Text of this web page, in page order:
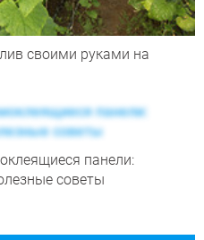
своими руками на
панели:
советы